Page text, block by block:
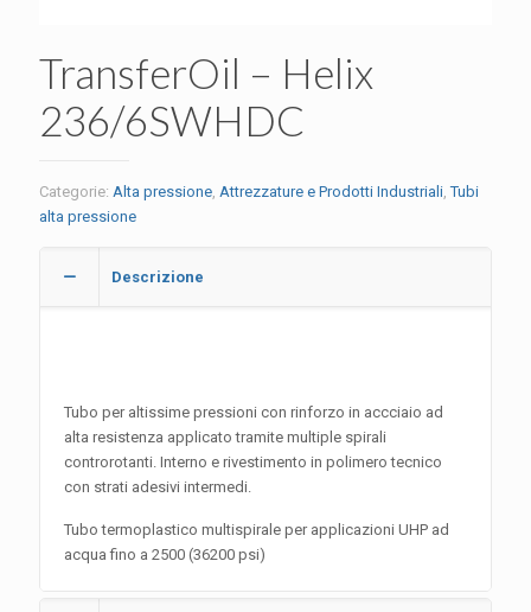
TransferOil – Helix
236/6SWHDC
Categorie: Alta pressione, Attrezzature e Prodotti Industriali,Tubi
alta pressione
Descrizione
Tubo per altissime pressioni con rinforzo in accciaio ad
alta resistenza applicato tramite multiple spirali
controrotanti. Interno e rivestimento in polimero tecnico
con strati adesivi intermedi.
Tubo termoplastico multispirale per applicazioni UHP ad
acqua fino a 2500 (36200 psi)